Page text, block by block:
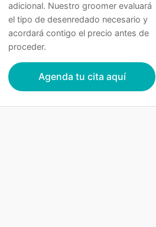
adicional. Nuestro groomer evaluará
el tipo de desenredado necesario y
acordará contigo el precio antes de
proceder.
Agenda tu cita aquí